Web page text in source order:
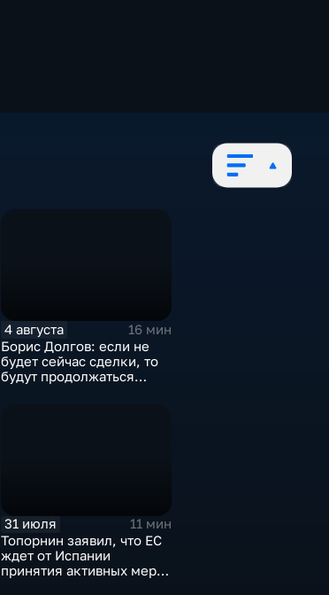
4 августа
16 мин
Борис Долгов: если не
будет сейчас сделки, то
будут продолжаться
31 июля
11 мин
Топорнин заявил, что ЕС
ждет от Испании
принятия активных мер